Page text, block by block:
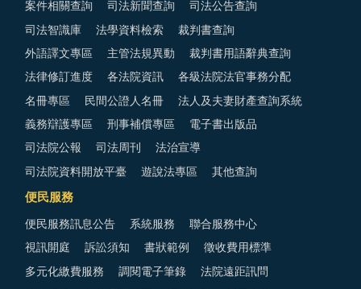
案件相關查詢 司法新聞查詢 司法公告查詢
司法智識庫 法學資料檢索 裁判書查詢
外語譯文專區 主管法規異動 裁判書用語辭典查詢
法律修訂進度 各法院資訊 各級法院法官事務分配
名冊專區 民間公證人名冊 法人及夫妻財產查詢系統
義務辯護專區 刑事補償專區 電子書出版品
司法院公報 司法周刊 法治宣導
司法院資料開放平臺 遊說法專區 其他查詢
便民服務
便民服務訊息公告 系統服務 聯合服務中心
視訊開庭 訴訟須知 書狀範例 徵收費用標準
多元化繳費服務 調閱電子筆錄 法院遠距訊問